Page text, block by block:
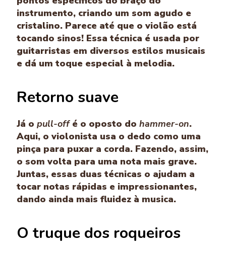
instrumento, criando um som agudo e
cristalino. Parece até que o violão está
tocando sinos! Essa técnica é usada por
guitarristas em diversos estilos musicais
e dá um toque especial à melodia.
Retorno suave
Já o pull-offé o oposto do hammer-on.
Aqui, o violonista usa o dedo como uma
pinça para puxar a corda. Fazendo, assim,
o som volta para uma nota mais grave.
Juntas, essas duas técnicas o ajudam a
tocar notas rápidas e impressionantes,
dando ainda mais fluidez à musica.
O truque dos roqueiros